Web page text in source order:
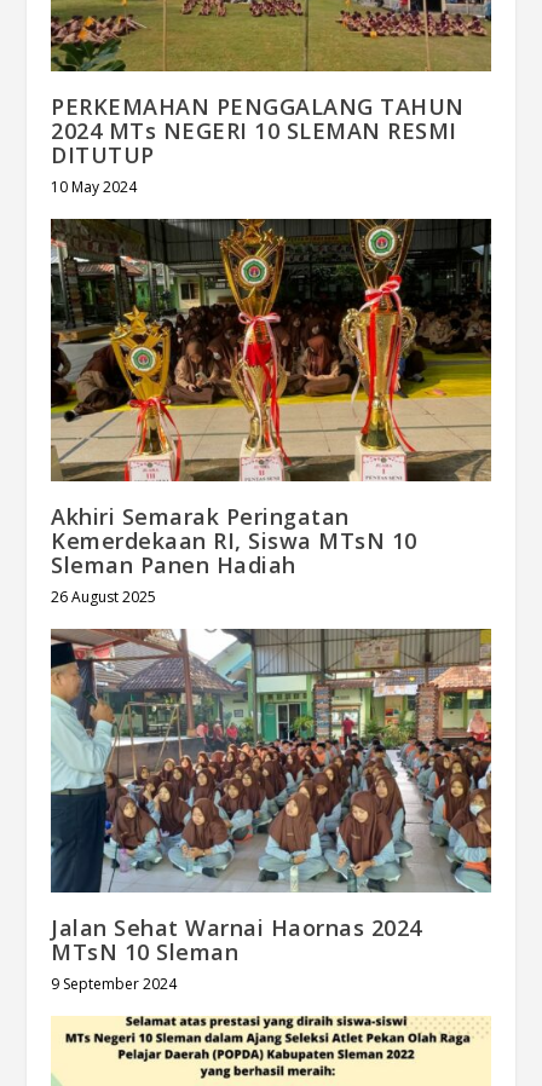
PERKEMAHAN PENGGALANG TAHUN
2024 MTs NEGERI 10 SLEMAN RESMI
DITUTUP
10 May 2024
Akhiri Semarak Peringatan
Kemerdekaan RI, Siswa MTsN 10
Sleman Panen Hadiah
26 August 2025
Jalan Sehat Warnai Haornas 2024
MTsN 10 Sleman
9 September 2024